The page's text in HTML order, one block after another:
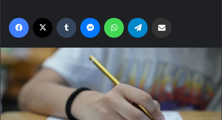
Facebook Tumblr MessengerWhatsApp